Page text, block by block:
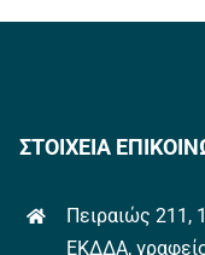
ΣΤΟΙΧΕΙΑ
Πειραιώς 211,
ΕΚΔΔΑ,